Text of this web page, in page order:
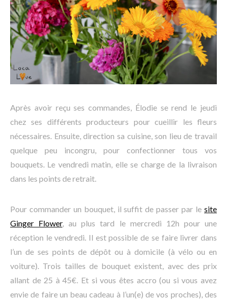
Après avoir reçu ses commandes, Élodie se rend le jeudi
chez ses différents producteurs pour cueillir les fleurs
nécessaires. Ensuite, direction sa cuisine, son lieu de travail
quelque peu incongru, pour confectionner tous vos
bouquets. Le vendredi matin, elle se charge de la livraison
dans les points de retrait.
Pour commander un bouquet, il suffit de passer par le site
Ginger Flower, au plus tard le mercredi 12h pour une
réception le vendredi. Il est possible de se faire livrer dans
l’un de ses points de dépôt ou à domicile (à vélo ou en
voiture). Trois tailles de bouquet existent, avec des prix
allant de 25 à 45€. Et si vous êtes accro (ou si vous avez
envie de faire un beau cadeau à l’un(e) de vos proches), des